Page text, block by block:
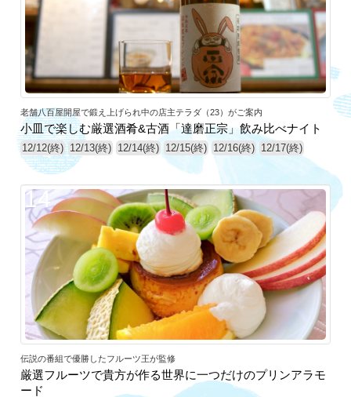
老舗八百屋開屋で鍛え上げられ中の店主テラダ（23）がご案内
小皿で楽しむ厳選酒肴&古酒「達磨正宗」飲み比べナイト
12/12(終) 12/13(終) 12/14(終) 12/15(終) 12/16(終) 12/17(終)
14
伝説の番組で優勝したフルーツ王が監修
厳選フルーツで貴方が作る世界に一つだけのプリンアラモ
ード